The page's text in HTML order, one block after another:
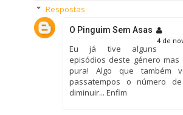
Respostas
O Pinguim Sem Asas
4 de
Eu já tive alguns
episódios deste género
pura! Algo que também
passatempos o número
diminuir... Enfim